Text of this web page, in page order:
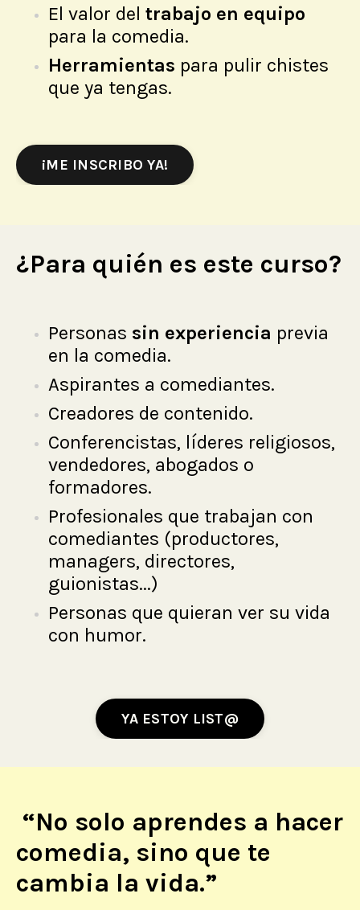
El valor del trabajo en equipo
para la comedia.
Herramientas para pulir chistes
que ya tengas.
¡ME INSCRIBO YA!
¿Para quién es este curso?
Personas sin experiencia previa
en la comedia.
Aspirantes a comediantes.
Creadores de contenido.
Conferencistas, líderes religiosos,
vendedores, abogados o
formadores.
Profesionales que trabajan con
comediantes (productores,
managers, directores,
guionistas...)
Personas que quieran ver su vida
con humor.
YA ESTOY LIST@
“No solo aprendes a hacer
comedia, sino que te
cambia la vida.”